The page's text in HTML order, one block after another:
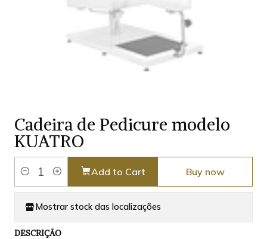
Cadeira de Pedicure modelo
KUATRO
Quantity
Add to Cart Buy now
Mostrar stock das localizações
DESCRIÇÃO